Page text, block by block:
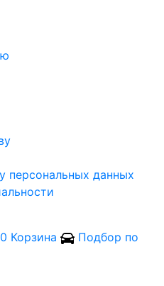
персональных данных
0 Корзина
Подбор по